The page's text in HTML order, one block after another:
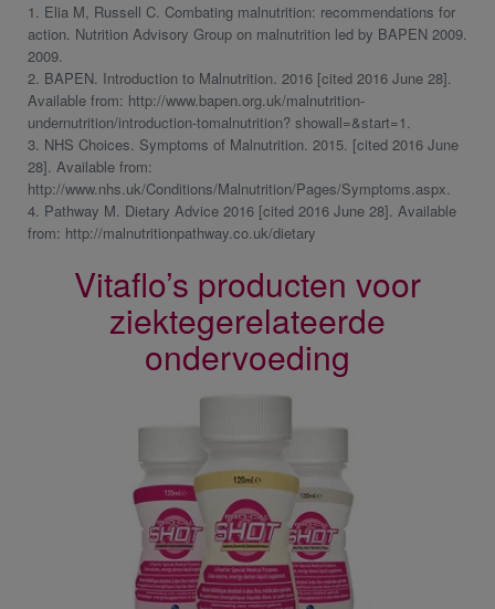
1. Elia M, Russell C. Combating malnutrition: recommendations for
action. Nutrition Advisory Group on malnutrition led by BAPEN 2009.
2009.
2. BAPEN. Introduction to Malnutrition. 2016 [cited 2016 June 28].
Available from: http://www.bapen.org.uk/malnutrition‐
undernutrition/introduction‐tomalnutrition? showall=&start=1.
3. NHS Choices. Symptoms of Malnutrition. 2015. [cited 2016 June
28]. Available from:
http://www.nhs.uk/Conditions/Malnutrition/Pages/Symptoms.aspx.
4. Pathway M. Dietary Advice 2016 [cited 2016 June 28]. Available
from: http://malnutritionpathway.co.uk/dietary
Vitaflo’s producten voor
ziektegerelateerde
ondervoeding